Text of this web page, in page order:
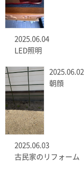
2025.06.04
LED照明
2025.06.02
朝顔
2025.06.03
古民家のリフォーム